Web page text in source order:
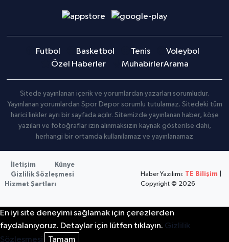
Futbol Basketbol Tenis
Voleybol
Özel Haberler
MuhabirlerArama
Sitede yayınlanan içerik ve yorumlardan yazarları sorumludur.
Yayınlanan yorumlardan Spor Depor sorumlu tutulamaz. Sitedeki tüm
harici linkler ayrı bir sayfada açılır. Sitemizde yayınlanan haber, köşe
yazıları ve fotoğraflar izin alınmaksızın kaynak gösterilse dahi,
herhangi bir ortamda kullanılamaz ve yayınlanamaz
İletişim
Künye
Gizlilik Sözleşmesi
Hizmet Şartları
Haber Yazılımı: TE Bilişim
Copyright © 2026
En iyi site deneyimi sağlamak için çerezlerden
faydalanıyoruz. Detaylar için lütfen tıklayın. Gizlilik
Sözleşmesi
Tamam